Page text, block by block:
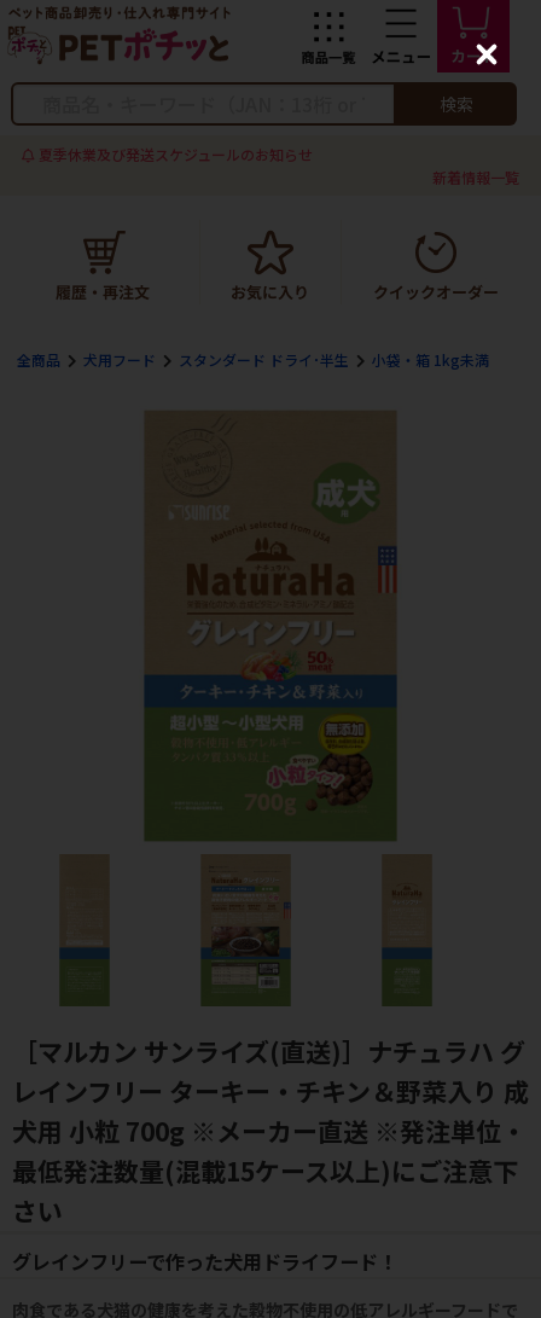
検索
夏季休業及び発送スケジュールのお知らせ
新着情報一覧
全商品 犬用フード スタンダード ドライ･半生 小袋・箱 1kg未満
［マルカン サンライズ(直送)］ナチュラハ グ
レインフリー ターキー・チキン＆野菜入り 成
犬用 小粒 700g ※メーカー直送 ※発注単位・
最低発注数量(混載15ケース以上)にご注意下
さい
グレインフリーで作った犬用ドライフード！
肉食である犬猫の健康を考えた穀物不使用の低アレルギーフードで
C
l
s